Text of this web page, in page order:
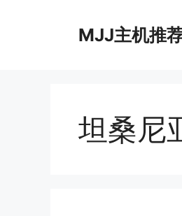
MJJ主机推
坦桑尼